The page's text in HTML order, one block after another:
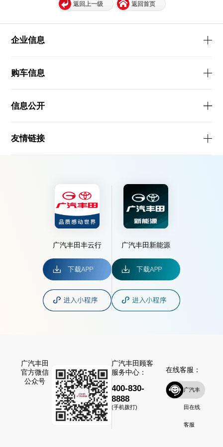
返回上一级 返回首页
企业信息
购车信息
信息公开
友情链接
广汽丰田丰云行 广汽丰田新能源
广汽丰田
官方微信
公众号
广汽丰田顾客
服务中心：
400-830-
8888
(手机拨打)
在线客服：
广汽丰
田在线
客服